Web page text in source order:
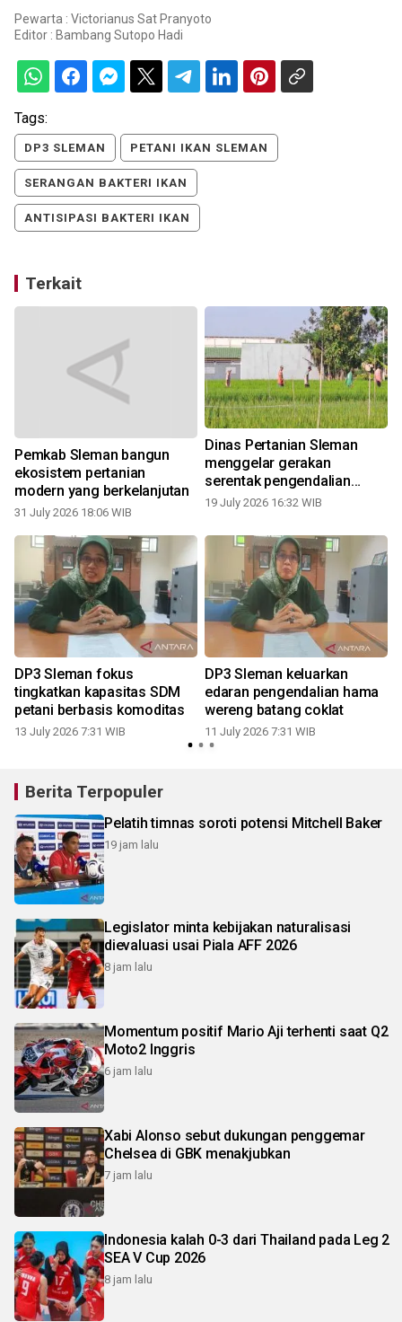
Pewarta : Victorianus Sat Pranyoto
Editor : Bambang Sutopo Hadi
Tags:
DP3 SLEMAN PETANI IKAN SLEMAN
SERANGAN BAKTERI IKAN
ANTISIPASI BAKTERI IKAN
Terkait
Pemkab Sleman bangun
ekosistem pertanian
modern yang berkelanjutan
31 July 2026 18:06 WIB
Dinas Pertanian Sleman
menggelar gerakan
serentak pengendalian
hama tikus
19 July 2026 16:32 WIB
DP3 Sleman fokus
tingkatkan kapasitas SDM
petani berbasis komoditas
13 July 2026 7:31 WIB
DP3 Sleman keluarkan
edaran pengendalian hama
wereng batang coklat
11 July 2026 7:31 WIB
Berita Terpopuler
Pelatih timnas soroti potensi Mitchell Baker
19 jam lalu
Legislator minta kebijakan naturalisasi
dievaluasi usai Piala AFF 2026
8 jam lalu
Momentum positif Mario Aji terhenti saat Q2
Moto2 Inggris
6 jam lalu
Xabi Alonso sebut dukungan penggemar
Chelsea di GBK menakjubkan
7 jam lalu
Indonesia kalah 0-3 dari Thailand pada Leg 2
SEA V Cup 2026
8 jam lalu